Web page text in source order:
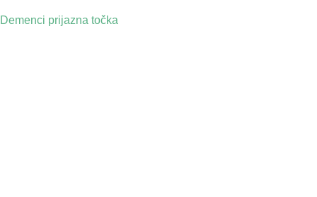
Demenci prijazna točka